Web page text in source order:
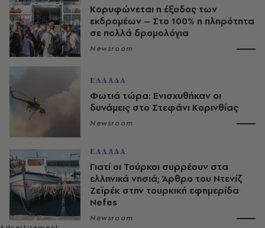
Κορυφώνεται η έξοδος των
εκδρομέων – Στο 100% η πληρότητα
σε πολλά δρομολόγια
Newsroom
ΕΛΛΑΔΑ
Φωτιά τώρα: Ενισχυθήκαν οι
δυνάμεις στο Στεφάνι Κορινθίας
Newsroom
ΕΛΛΑΔΑ
Γιατί οι Τούρκοι συρρέουν στα
ελληνικά νησιά; Άρθρο του Ντενίζ
Ζεϊρέκ στην τουρκική εφημερίδα
Nefes
Newsroom